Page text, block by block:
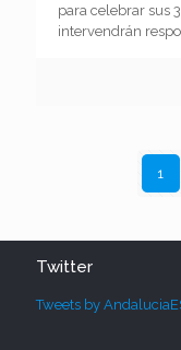
para celebrar sus
intervendrán
1
Twitter
Tweets by